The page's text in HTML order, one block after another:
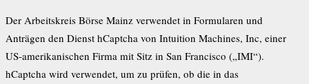
Der Arbeitskreis Börse Mainz verwendet in Formularen und
Anträgen den Dienst hCaptcha von Intuition Machines, Inc, einer
US-amerikanischen Firma mit Sitz in San Francisco („IMI“).
hCaptcha wird verwendet, um zu prüfen, ob die in das